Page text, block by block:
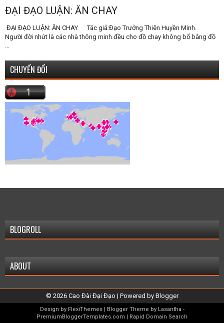
ĐẠI ĐẠO LUẬN: ĂN CHAY
ĐẠI ĐẠO LUẬN: ĂN CHAY Tác giả:Đạo Trưởng Thiên Huyền Minh.
Người đời nhứt là các nhà thông minh đều cho đồ chay không bổ bằng đồ
...
CHUYỂN ĐỔI
BLOGROLL
ABOUT
© 2026 Cao Đài Đại Đạo | Powered by Blogger
Design by FlexiThemes| Blogger Theme by Lasantha -
PremiumBloggerTemplates.com
Rapid Domain Search